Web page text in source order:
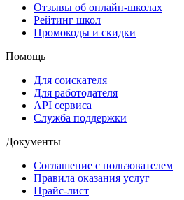
Отзывы об онлайн-школах
Рейтинг школ
Промокоды и скидки
Помощь
Для соискателя
Для работодателя
API сервиса
Служба поддержки
Документы
Соглашение с пользователем
Правила оказания услуг
Прайс-лист